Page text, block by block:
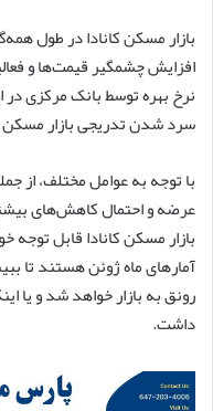
افزایش چشمگیر قیمت‌ها و
سرد شدن تدریجی بازار
با توجه به عوامل مختلف، از
عرضه و احتمال کاهش‌های
بازار مسکن کانادا قابل توجه
آمارهای ماه ژوئن هستند تا
رونق به بازار خواهد شد و یا
داشت.